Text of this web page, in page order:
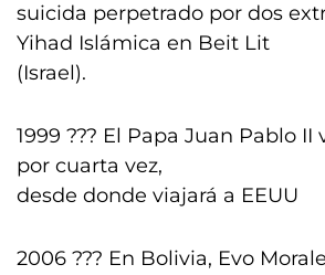
suicida perpetrado por dos
Yihad Islámica en Beit Lit
(Israel).
1999 ??? El Papa Juan Pablo II
por cuarta vez,
desde donde viajará a EEUU
2006 ??? En Bolivia, Evo